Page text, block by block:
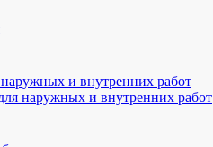
наружных и внутренних работ